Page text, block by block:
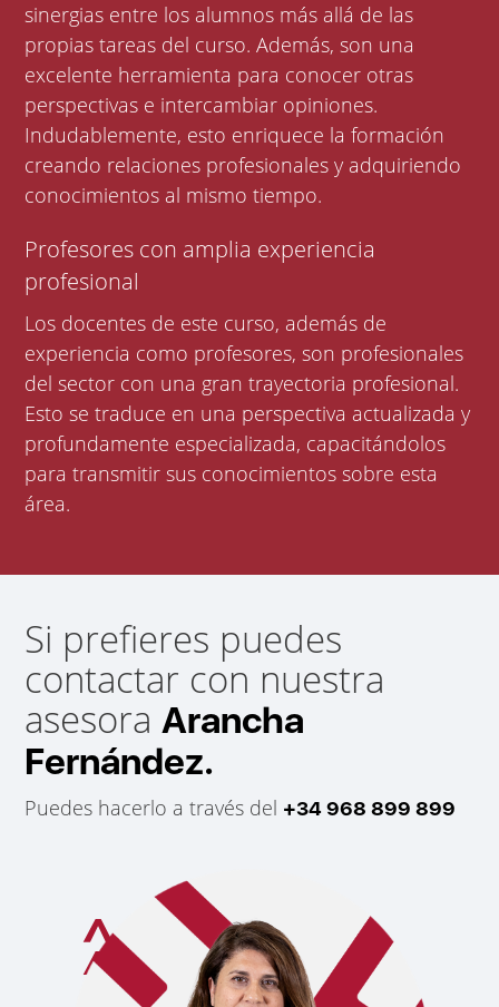
sinergias entre los alumnos más allá de las
propias tareas del curso. Además, son una
excelente herramienta para conocer otras
perspectivas e intercambiar opiniones.
Indudablemente, esto enriquece la formación
creando relaciones profesionales y adquiriendo
conocimientos al mismo tiempo.
Profesores con amplia experiencia
profesional
Los docentes de este curso, además de
experiencia como profesores, son profesionales
del sector con una gran trayectoria profesional.
Esto se traduce en una perspectiva actualizada y
profundamente especializada, capacitándolos
para transmitir sus conocimientos sobre esta
área.
Si prefieres puedes
contactar con nuestra
asesoraArancha
Fernández.
Puedes hacerlo a través del +34 968 899 899